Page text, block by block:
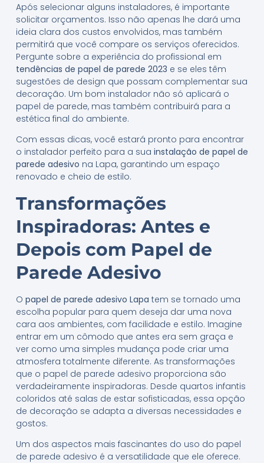
Após selecionar alguns instaladores, é importante
solicitar orçamentos. Isso não apenas lhe dará uma
ideia clara dos custos envolvidos, mas também
permitirá que você compare os serviços oferecidos.
Pergunte sobre a experiência do profissional em
tendências de papel de parede 2023 e se eles têm
sugestões de design que possam complementar sua
decoração. Um bom instalador não só aplicará o
papel de parede, mas também contribuirá para a
estética final do ambiente.
Com essas dicas, você estará pronto para encontrar
o instalador perfeito para a sua instalação de papel de
parede adesivo na Lapa, garantindo um espaço
renovado e cheio de estilo.
Transformações
Inspiradoras: Antes e
Depois com Papel de
Parede Adesivo
O papel de parede adesivo Lapa tem se tornado uma
escolha popular para quem deseja dar uma nova
cara aos ambientes, com facilidade e estilo. Imagine
entrar em um cômodo que antes era sem graça e
ver como uma simples mudança pode criar uma
atmosfera totalmente diferente. As transformações
que o papel de parede adesivo proporciona são
verdadeiramente inspiradoras. Desde quartos infantis
coloridos até salas de estar sofisticadas, essa opção
de decoração se adapta a diversas necessidades e
gostos.
Um dos aspectos mais fascinantes do uso do papel
de parede adesivo é a versatilidade que ele oferece.